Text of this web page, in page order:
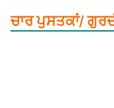
ਚਾਰ ਪੁਸਤਕਾਂ/